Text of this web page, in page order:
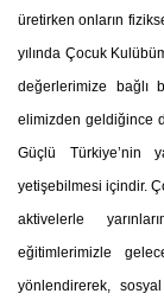
üretirken onların
yılında Çocuk
değerlerimize bağlı
elimizden geldiğince
Güçlü Türkiye’nin
yetişebilmesi içindir.
aktivelerle
eğitimlerimizle
yönlendirerek,